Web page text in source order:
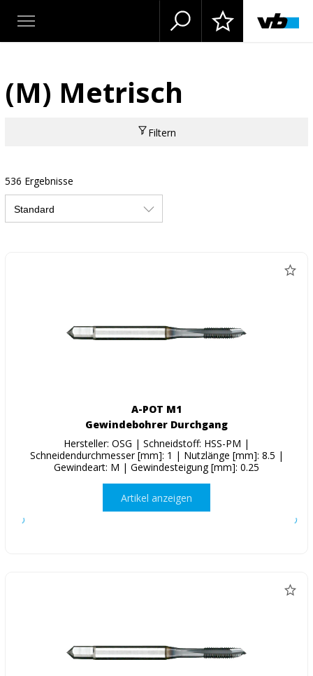
(M) Metrisch
Filtern
536 Ergebnisse
A-POT M1
Gewindebohrer Durchgang
Hersteller: OSG | Schneidstoff: HSS-PM |
Schneidendurchmesser [mm]: 1 | Nutzlänge [mm]: 8.5 |
Gewindeart: M | Gewindesteigung [mm]: 0.25
Artikel anzeigen